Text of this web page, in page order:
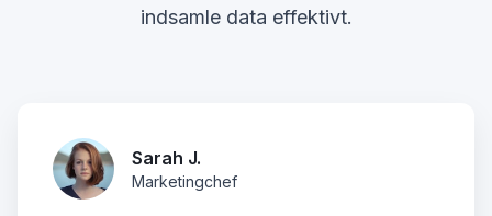
indsamle data effektivt.
Sarah J.
Marketingchef